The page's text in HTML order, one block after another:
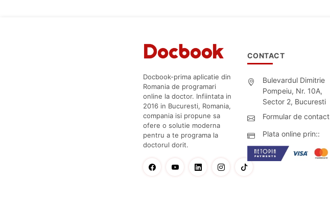
Docbook-prima aplicatie din
Romania de programari
online la doctor. Infiintata in
2016 in Bucuresti, Romania,
compania isi propune sa
ofere o solutie moderna
pentru a te programa la
doctorul dorit.
CONTACT
Bulevardul Dimitrie
Pompeiu, Nr. 10A,
Sector 2, Bucuresti
Formular de contact
Plata online prin::